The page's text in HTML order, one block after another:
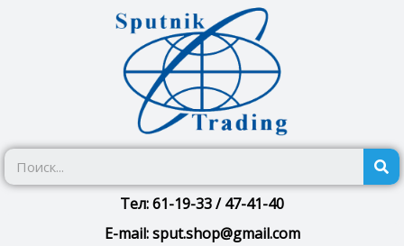
Тел: 61-19-33 / 47-41-40
E-mail: sput.shop@gmail.com